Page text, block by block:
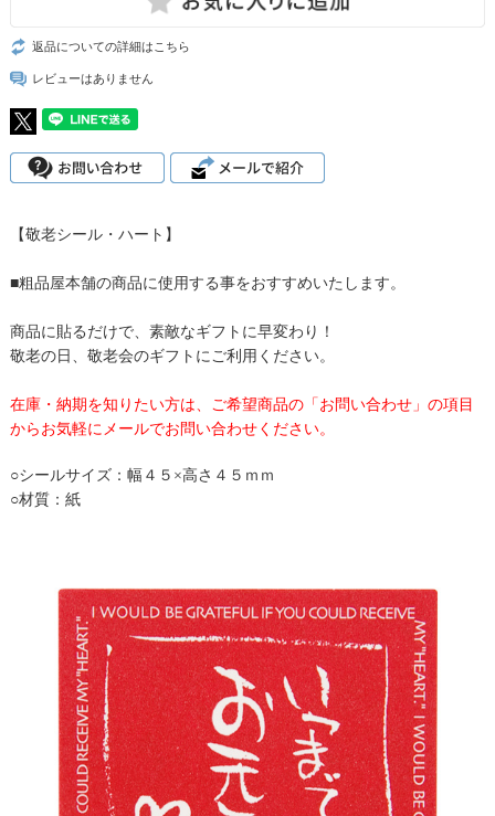
返品についての詳細はこちら
レビューはありません
【敬老シール・ハート】
■粗品屋本舗の商品に使用する事をおすすめいたします。
商品に貼るだけで、素敵なギフトに早変わり！
敬老の日、敬老会のギフトにご利用ください。
在庫・納期を知りたい方は、ご希望商品の「お問い合わせ」の項目
からお気軽にメールでお問い合わせください。
○シールサイズ：幅４５×高さ４５ｍｍ
○材質：紙